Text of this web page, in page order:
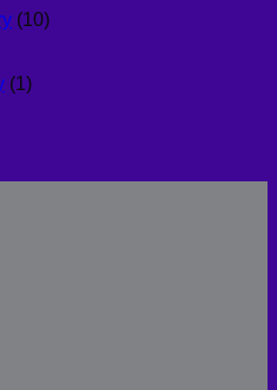
(10)
(1)